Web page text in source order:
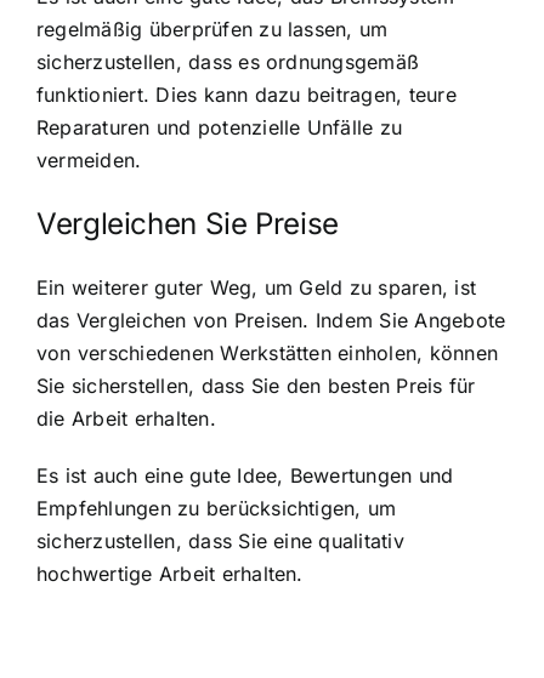
regelmäßig überprüfen zu lassen, um
sicherzustellen, dass es ordnungsgemäß
funktioniert. Dies kann dazu beitragen, teure
Reparaturen und potenzielle Unfälle zu
vermeiden.
Vergleichen Sie Preise
Ein weiterer guter Weg, um Geld zu sparen, ist
das Vergleichen von Preisen. Indem Sie Angebote
von verschiedenen Werkstätten einholen, können
Sie sicherstellen, dass Sie den besten Preis für
die Arbeit erhalten.
Es ist auch eine gute Idee, Bewertungen und
Empfehlungen zu berücksichtigen, um
sicherzustellen, dass Sie eine qualitativ
hochwertige Arbeit erhalten.